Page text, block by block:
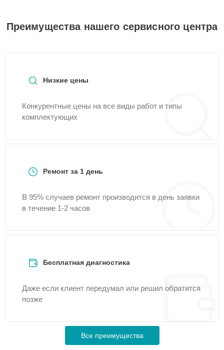
Преимущества нашего сервисного центра
Низкие цены
Конкурентные цены на все виды работ и типы
комплектующих
Ремонт за 1 день
В 95% случаев ремонт производится в день заявки
в течение 1-2 часов
Бесплатная диагностика
Даже если клиент передумал или решил обратится
позже
Все преимущества